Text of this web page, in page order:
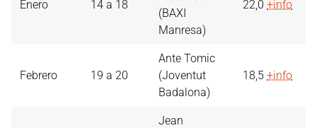
Enero 14 a 18
(BAXI
Manresa)
22,0 +info
Febrero 19 a 20
Ante Tomic
(Joventut
Badalona)
18,5 +info
Jean